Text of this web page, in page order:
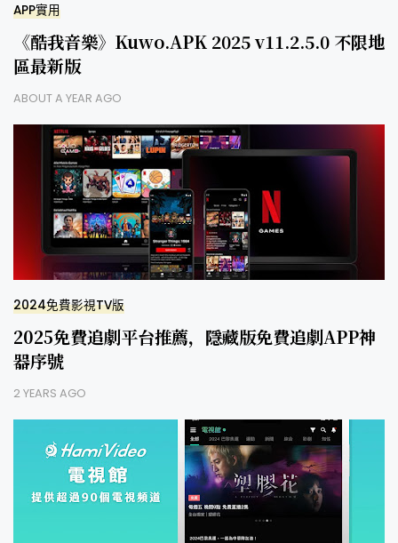
APP實用
《酷我音樂》Kuwo.APK 2025 v11.2.5.0 不限地
區最新版
ABOUT A YEAR AGO
2024免費影視TV版
2025免費追劇平台推薦，隱藏版免費追劇APP神
器序號
2 YEARS AGO